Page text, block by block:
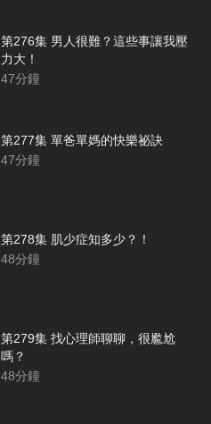
第276集 男人很難？這些事讓我壓
力大！
47分鐘
第277集 單爸單媽的快樂祕訣
47分鐘
第278集 肌少症知多少？！
48分鐘
第279集 找心理師聊聊，很尷尬
嗎？
48分鐘